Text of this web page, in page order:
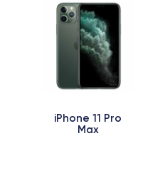
iPhone 11 Pro
Max